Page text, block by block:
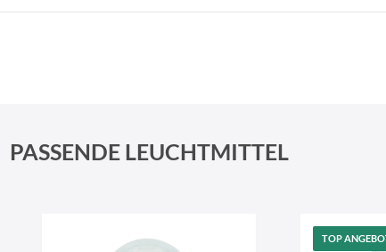
PASSENDE LEUCHTMITTEL
TOP